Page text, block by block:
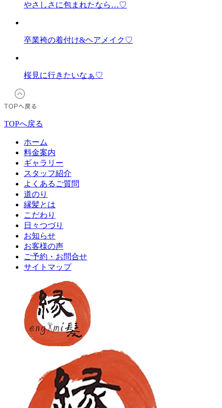
やさしさに包まれたなら…♡
卒業袴の着付け&ヘアメイク♡
桜見に行きたいなぁ♡
TOPへ戻る
ホーム
料金案内
ギャラリー
スタッフ紹介
よくあるご質問
道のり
縁髪とは
こだわり
日々つづり
お知らせ
お客様の声
ご予約・お問合せ
サイトマップ